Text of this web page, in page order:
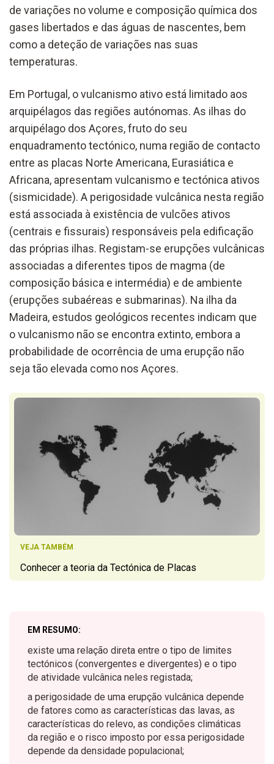
de variações no volume e composição química dos
gases libertados e das águas de nascentes, bem
como a deteção de variações nas suas
temperaturas.
Em Portugal, o vulcanismo ativo está limitado aos
arquipélagos das regiões autónomas. As ilhas do
arquipélago dos Açores, fruto do seu
enquadramento tectónico, numa região de contacto
entre as placas Norte Americana, Eurasiática e
Africana, apresentam vulcanismo e tectónica ativos
(sismicidade). A perigosidade vulcânica nesta região
está associada à existência de vulcões ativos
(centrais e fissurais) responsáveis pela edificação
das próprias ilhas. Registam-se erupções vulcânicas
associadas a diferentes tipos de magma (de
composição básica e intermédia) e de ambiente
(erupções subaéreas e submarinas). Na ilha da
Madeira, estudos geológicos recentes indicam que
o vulcanismo não se encontra extinto, embora a
probabilidade de ocorrência de uma erupção não
seja tão elevada como nos Açores.
VEJA TAMBÉM
Conhecer a teoria da Tectónica de Placas
EM RESUMO:
existe uma relação direta entre o tipo de limites
tectónicos (convergentes e divergentes) e o tipo
de atividade vulcânica neles registada;
a perigosidade de uma erupção vulcânica depende
de fatores como as características das lavas, as
características do relevo, as condições climáticas
da região e o risco imposto por essa perigosidade
depende da densidade populacional;